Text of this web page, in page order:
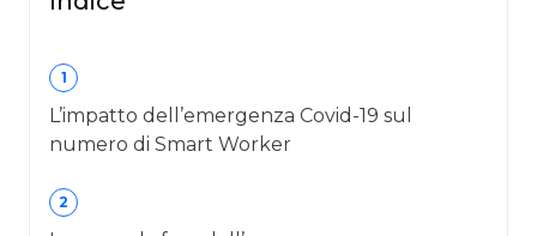
1
L’impatto dell’emergenza Covid-19 sul
numero di Smart Worker
2